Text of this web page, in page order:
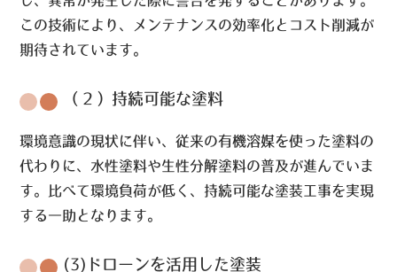
この技術により、メンテナンスの効率化とコスト削減が
期待されています。
（２）持続可能な塗料
環境意識の現状に伴い、従来の有機溶媒を使った塗料の
代わりに、水性塗料や生性分解塗料の普及が進んでいま
す。比べて環境負荷が低く、持続可能な塗装工事を実現
する一助となります。
(3)ドローンを活用した塗装